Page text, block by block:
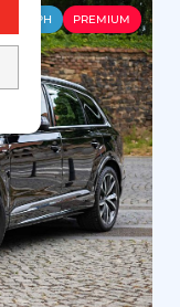
-DPH PREMIUM